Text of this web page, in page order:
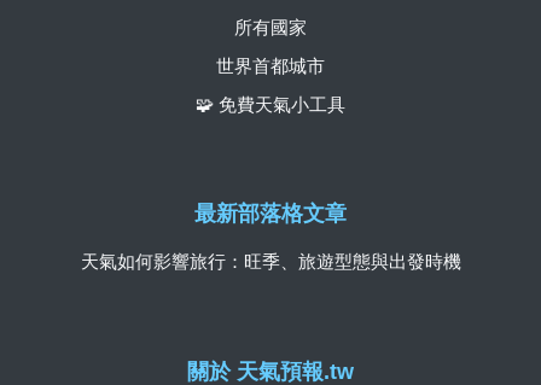
關於 天氣預報.tw
所有國家
世界首都城市
🧩 免費天氣小工具
最新部落格文章
天氣如何影響旅行：旺季、旅遊型態與出發時機